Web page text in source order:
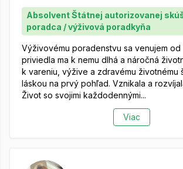
Absolvent Štátnej autorizovanej
poradca / výživová poradkyňa
Výživovému poradenstvu sa venujem od
priviedla ma k nemu dlhá a náročná
k vareniu, výžive a zdravému životnému
láskou na prvý pohľad. Vznikala a
Život so svojimi každodennými...
Viac